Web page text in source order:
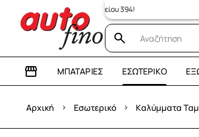
ΜΠΑΤΑΡΊΕΣ ΕΣΩΤΕΡΙΚΌ
Αρχική › Εσωτερικό › Καλύμματα